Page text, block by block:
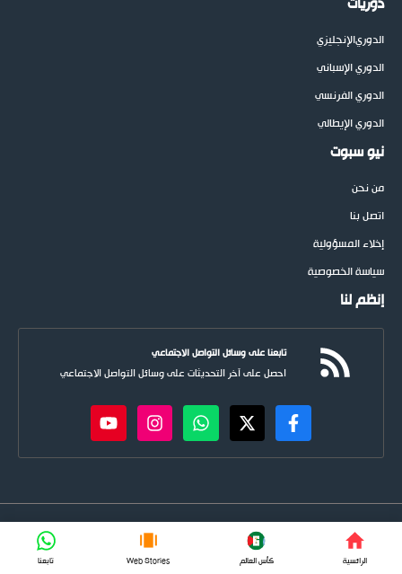
الدوريالإنجليزي
الدوري الإسباني
الدوري الفرنسي
الدوري الإيطالي
نيو سبوت
من نحن
اتصل بنا
إخلاء المسؤولية
سياسة الخصوصية
إنظم لنا
تابعنا على وسائل التواصل الاجتماعي
احصل على آخر التحديثات على وسائل التواصل الاجتماعي
newspoots.com • جميع الحقوق © محفوظة لموقع
الرائسية كأس العالم Web Stories تابعنا